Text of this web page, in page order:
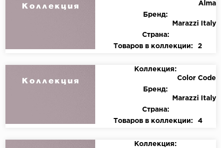
Alma
Бренд:
Marazzi Italy
Страна:
Товаров в коллекции:
2
Коллекция:
Color Code
Бренд:
Marazzi Italy
Страна:
Товаров в коллекции:
4
Коллекция: